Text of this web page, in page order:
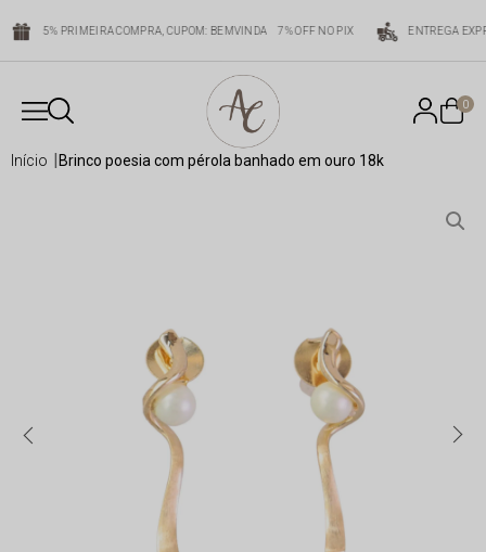
5% PRIMEIRA COMPRA, CUPOM: BEMVINDA 7% OFF NO PIX ENTREGA
0
início brinco poesia com pérola banhado em ouro 18k